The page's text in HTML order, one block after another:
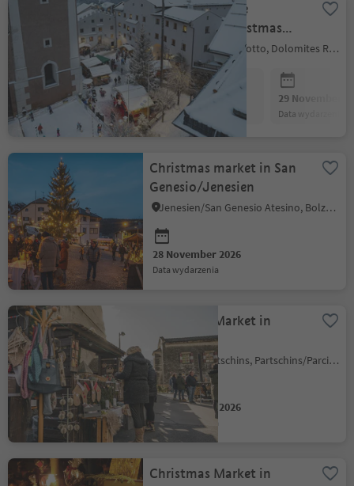
Christmas in the
mountain - Christmas
market
Kastelruth/Castelrotto, Dolomites Region Seiser Alm
28 November 2026
data wydarzenia
29 November
data wydarzenia
Christmas market in San
Genesio/Jenesien
Jenesien/San Genesio Atesino, Bolzano/Bozen and environs
28 November 2026
data wydarzenia
Christmas Market in
Partschins
Parcines/Partschins, Partschins/Parcines, Meran/Merano and environs
29 November 2026
data wydarzenia
Christmas Market in